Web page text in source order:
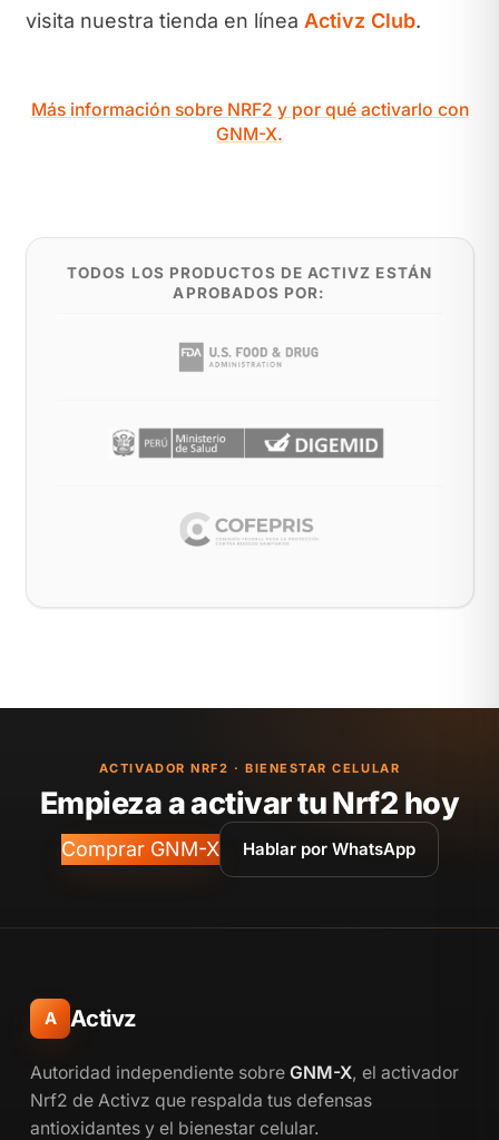
visita nuestra tienda en línea Activz Club.
Más información sobre NRF2 y por qué activarlo con
GNM-X.
TODOS LOS PRODUCTOS DE ACTIVZ ESTÁN
APROBADOS POR:
ACTIVADOR NRF2 · BIENESTAR CELULAR
Empieza a activar tu Nrf2 hoy
Comprar GNM-X Hablar por WhatsApp
A Activz
Autoridad independiente sobre GNM-X, el activador
Nrf2 de Activz que respalda tus defensas
antioxidantes y el bienestar celular.